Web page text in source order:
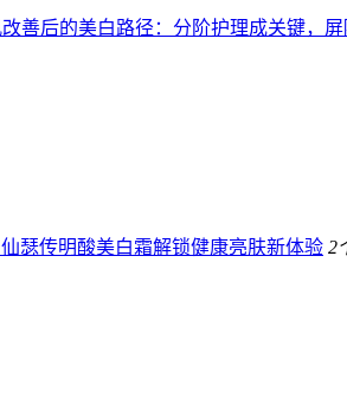
善后的美白路径：分阶护理成关键，
瑟传明酸美白霜解锁健康亮肤新体验 2